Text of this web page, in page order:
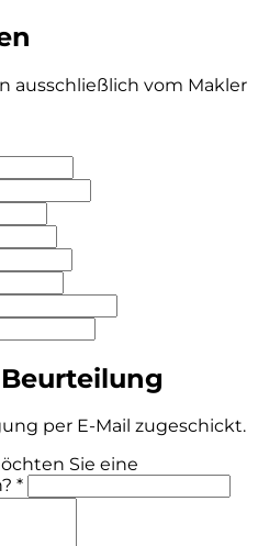
ausschließlich vom Makler
per E-Mail zugeschickt.
Sie eine
*